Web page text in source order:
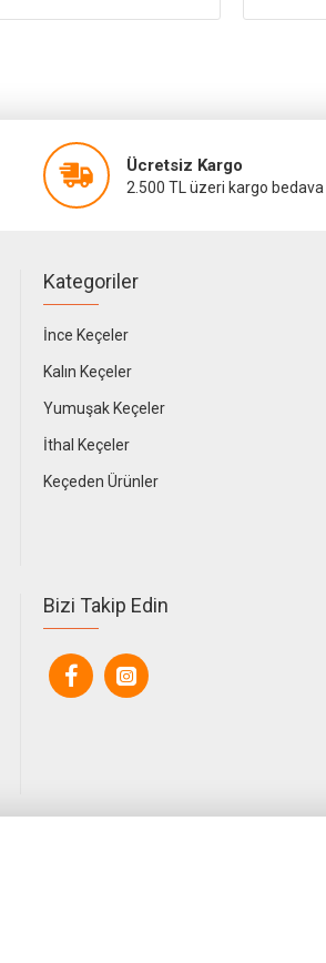
Ücretsiz Kargo
2.500 TL üzeri kargo bedava
Kategoriler
İnce Keçeler
Kalın Keçeler
Yumuşak Keçeler
İthal Keçeler
Keçeden Ürünler
Bizi Takip Edin